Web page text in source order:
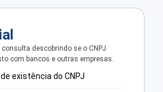
descobrindo se o CNPJ
com bancos e outras empresas.
existência do CNPJ